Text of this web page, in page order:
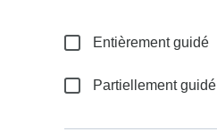
Entièrement guidé
Partiellement guidé